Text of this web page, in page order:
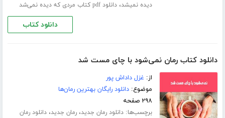
دیده نمیشد،دانلود pdf کتاب مردی که دیده نمی‌شد
دانلود کتاب
دانلود کتاب رمان نمی‌شود با چای مست شد
از: غزل داداش پور
موضوع:دانلود رایگان بهترین رمان‌ها
۲۹۸ صفحه
برچسب‌ها:دانلود رمان جدید،رمان جدید،دانلود رمان